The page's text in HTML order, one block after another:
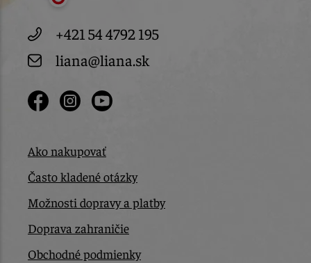
+421 54 4792 195
liana@liana.sk
Ako nakupovať
Často kladené otázky
Možnosti dopravy a platby
Doprava zahraničie
Obchodné podmienky